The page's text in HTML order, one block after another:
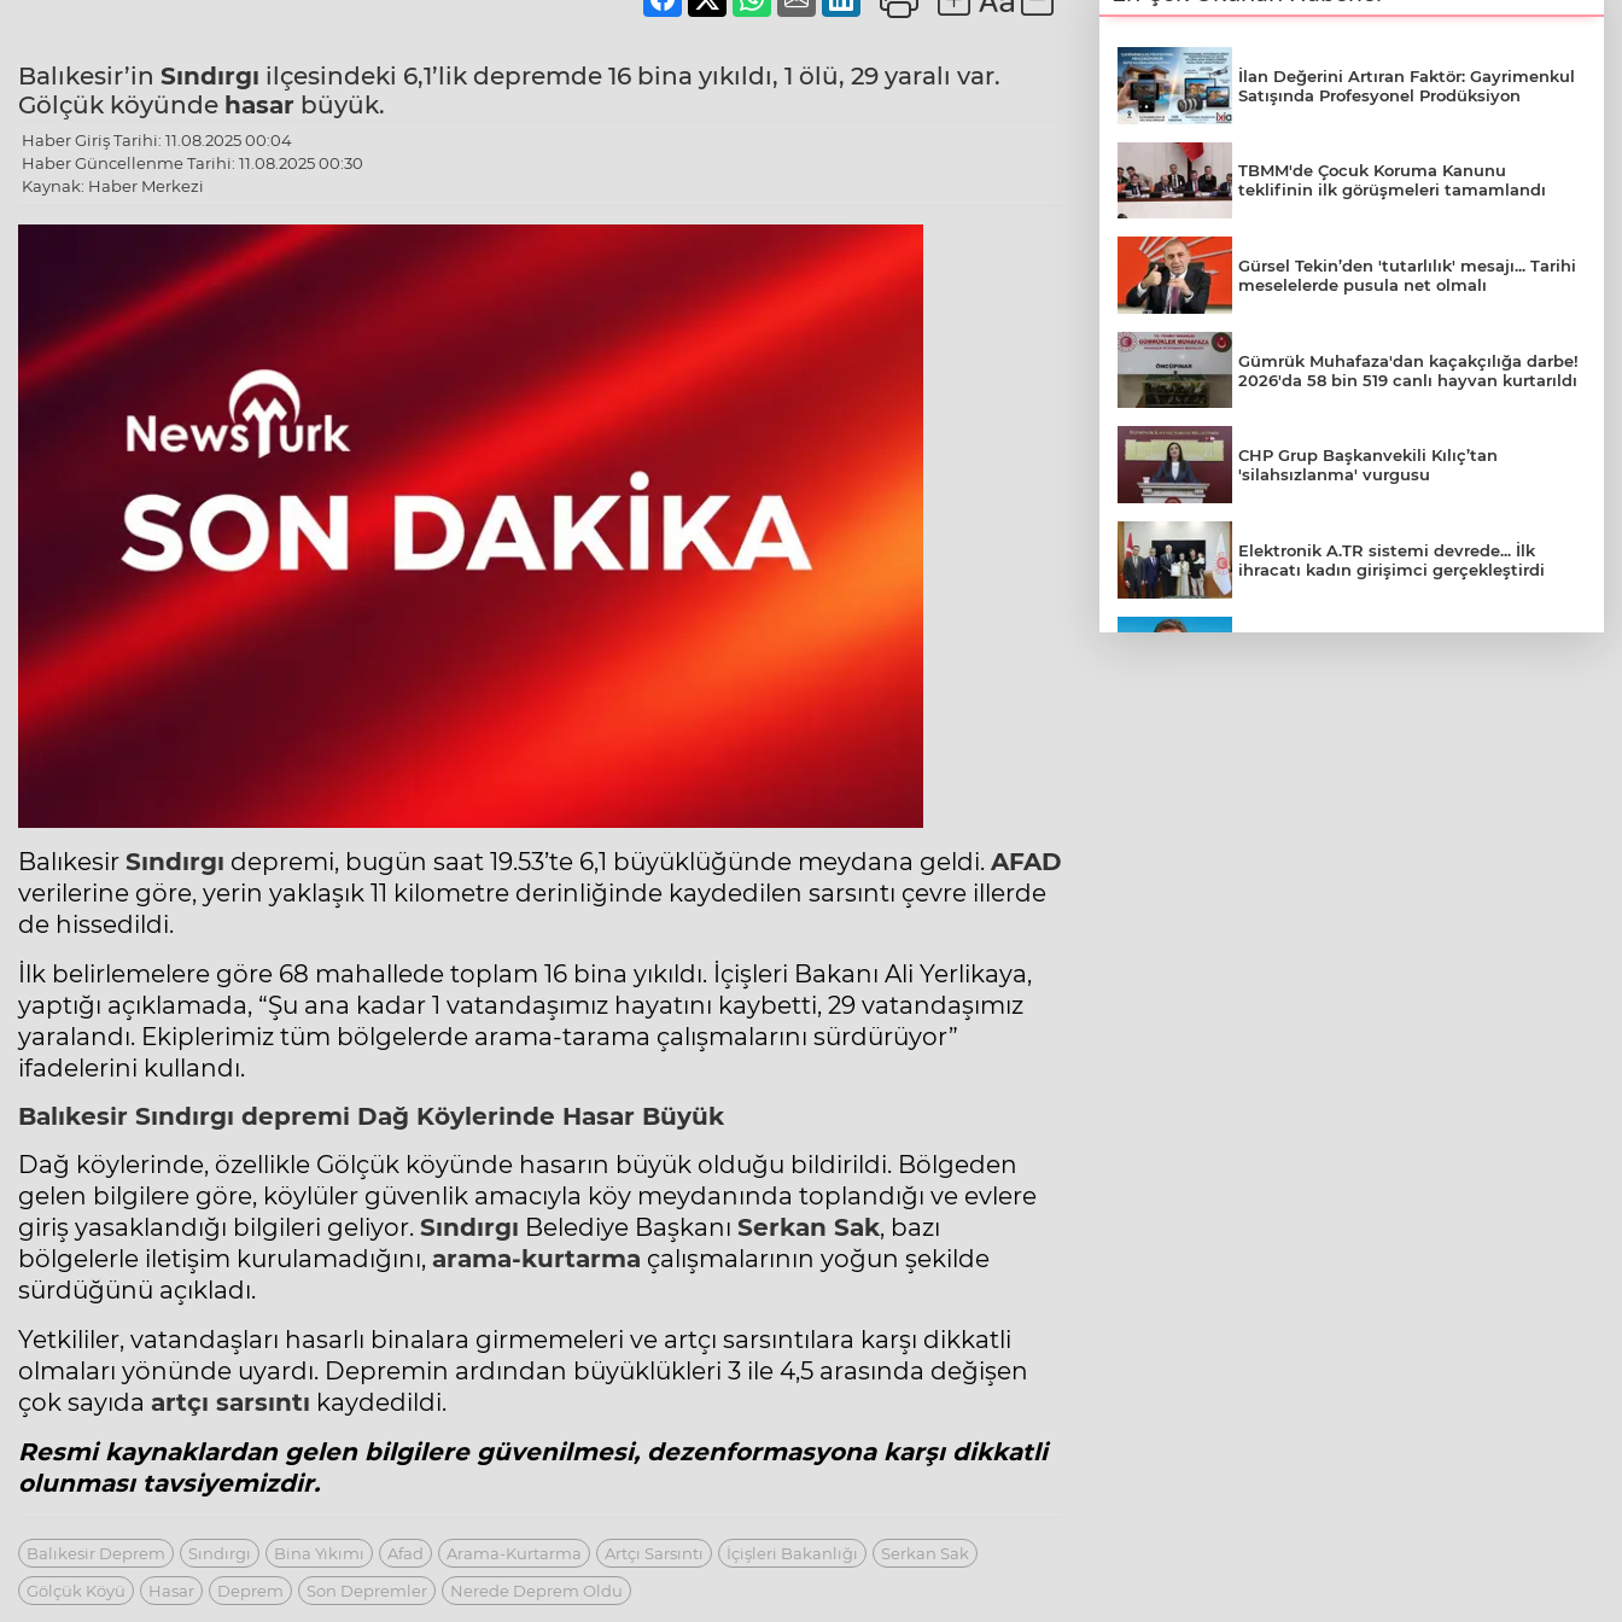
Balıkesir’in Sındırgı ilçesindeki 6,1’lik depremde 16 bina yıkıldı, 1 ölü, 29 yaralı var.
Gölçük köyünde hasar büyük.
Haber Giriş Tarihi: 11.08.2025 00:04
Haber Güncellenme Tarihi: 11.08.2025 00:30
Kaynak: Haber Merkezi
Balıkesir Sındırgı depremi, bugün saat 19.53’te 6,1 büyüklüğünde meydana geldi. AFAD
verilerine göre, yerin yaklaşık 11 kilometre derinliğinde kaydedilen sarsıntı çevre illerde
de hissedildi.
İlk belirlemelere göre 68 mahallede toplam 16 bina yıkıldı. İçişleri Bakanı Ali Yerlikaya,
yaptığı açıklamada, “Şu ana kadar 1 vatandaşımız hayatını kaybetti, 29 vatandaşımız
yaralandı. Ekiplerimiz tüm bölgelerde arama-tarama çalışmalarını sürdürüyor”
ifadelerini kullandı.
Balıkesir Sındırgı depremi Dağ Köylerinde Hasar Büyük
Dağ köylerinde, özellikle Gölçük köyünde hasarın büyük olduğu bildirildi. Bölgeden
gelen bilgilere göre, köylüler güvenlik amacıyla köy meydanında toplandığı ve evlere
giriş yasaklandığı bilgileri geliyor. Sındırgı Belediye Başkanı Serkan Sak, bazı
bölgelerle iletişim kurulamadığını, arama-kurtarma çalışmalarının yoğun şekilde
sürdüğünü açıkladı.
Yetkililer, vatandaşları hasarlı binalara girmemeleri ve artçı sarsıntılara karşı dikkatli
olmaları yönünde uyardı. Depremin ardından büyüklükleri 3 ile 4,5 arasında değişen
çok sayıda artçı sarsıntı kaydedildi.
Resmi kaynaklardan gelen bilgilere güvenilmesi, dezenformasyona karşı dikkatli
olunması tavsiyemizdir.
Balıkesir Deprem Sındırgı Bina Yıkımı Afad Arama-Kurtarma Artçı Sarsıntı İçişleri Bakanlığı
Serkan Sak
Gölçük Köyü
Hasar Deprem Son Depremler Nerede Deprem Oldu
İlan Değerini Artıran Faktör: Gayrimenkul
Satışında Profesyonel Prodüksiyon
TBMM'de Çocuk Koruma Kanunu
teklifinin ilk görüşmeleri tamamlandı
Gürsel Tekin’den 'tutarlılık' mesajı... Tarihi
meselelerde pusula net olmalı
Gümrük Muhafaza'dan kaçakçılığa darbe!
2026'da 58 bin 519 canlı hayvan kurtarıldı
CHP Grup Başkanvekili Kılıç’tan
'silahsızlanma' vurgusu
Elektronik A.TR sistemi devrede... İlk
ihracatı kadın girişimci gerçekleştirdi